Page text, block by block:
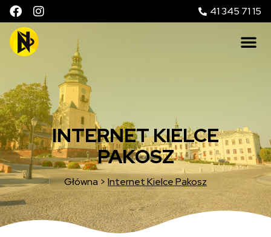
41 345 71 15
INTERNET KIELCE
PAKOSZ
Główna > Internet Kielce Pakosz